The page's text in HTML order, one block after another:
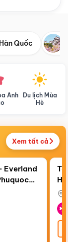
Hàn Quốc
Anh
Du lịch Mùa
Hè
Xem tất cả
nổi bật
Everland